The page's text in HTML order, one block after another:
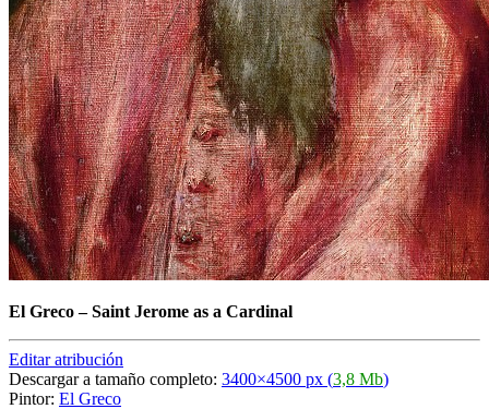
El Greco–Saint Jerome as a Cardinal
Editar atribución
Descargar a tamaño completo: 3400×4500 px (3,8 Mb)
Pintor: El Greco